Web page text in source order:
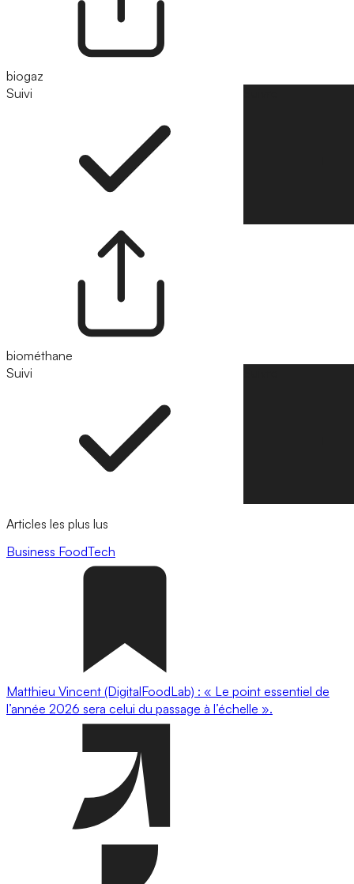
biogaz
Suivi
biométhane
Suivi
Articles les plus lus
Business FoodTech
Matthieu Vincent (DigitalFoodLab) : « Le point essentiel de
l’année 2026 sera celui du passage à l’échelle ».